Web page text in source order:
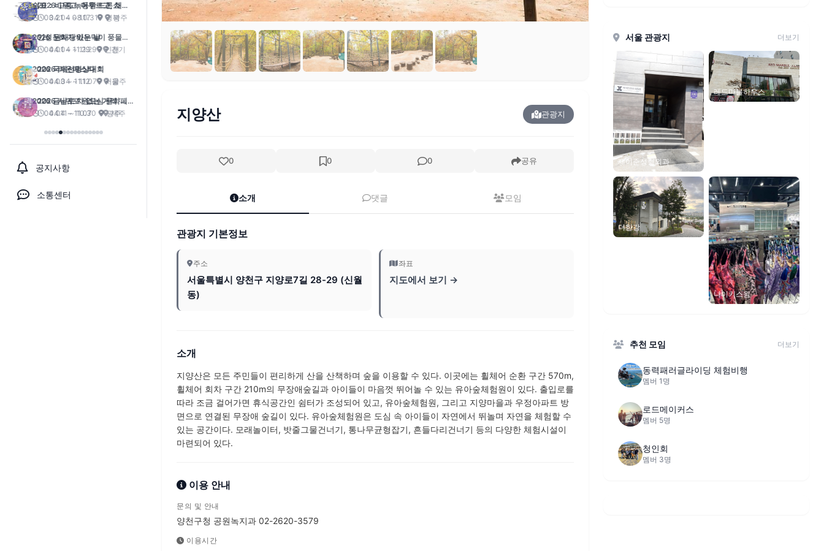
2026 고흥 녹동항 드론쇼
04.04 ~ 10.31
광주
안성 남사당바우덕이 풍물단
상설 공연 ‘곰뱅이텄다’
04.04 ~ 11.29 경기
2026 라온페스타
04.04 ~ 11.07
광주
2026 서귀포 원도심 문화페스
티벌04.11 ~ 10.30 제주
공지사항
소통센터
지양산 관광지
0 0 0 공유
소개 댓글 모임
관광지 기본정보
주소
서울특별시 양천구 지양로7길 28-29 (신월
동)
좌표
지도에서 보기 →
소개
지양산은 모든 주민들이 편리하게 산을 산책하며 숲을 이용할 수 있다. 이곳에는 휠체어 순환 구간 570m,
휠체어 회차 구간 210m의 무장애숲길과 아이들이 마음껏 뛰어놀 수 있는 유아숲체험원이 있다. 출입로를
따라 조금 걸어가면 휴식공간인 쉼터가 조성되어 있고, 유아숲체험원, 그리고 지양마을과 우정아파트 방
면으로 연결된 무장애 숲길이 있다. 유아숲체험원은 도심 속 아이들이 자연에서 뛰놀며 자연을 체험할 수
있는 공간이다. 모래놀이터, 밧줄그물건너기, 통나무균형잡기, 흔들다리건너기 등의 다양한 체험시설이
마련되어 있다.
이용 안내
문의 및 안내
양천구청 공원녹지과 02-2620-3579
이용시간
서울 관광지 더보기
제이준성형외과
레드마블하우스
더한강
나이키스윔
추천 모임 더보기
동력패러글라이딩 체험비행
멤버 1명
로드메이커스
멤버 5명
청인회
멤버 3명